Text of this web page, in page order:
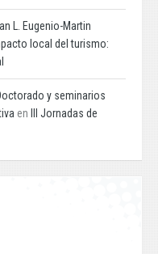
L. Eugenio-Martin
local del turismo:
y seminarios
en
III Jornadas de